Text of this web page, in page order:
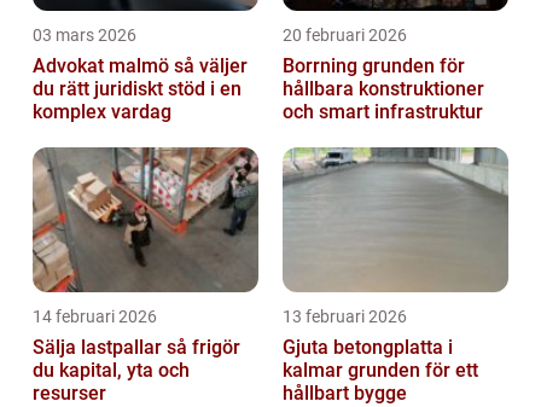
03 mars 2026
Advokat malmö så väljer
du rätt juridiskt stöd i en
komplex vardag
20 februari 2026
Borrning grunden för
hållbara konstruktioner
och smart infrastruktur
14 februari 2026
Sälja lastpallar så frigör
du kapital, yta och
resurser
13 februari 2026
Gjuta betongplatta i
kalmar grunden för ett
hållbart bygge